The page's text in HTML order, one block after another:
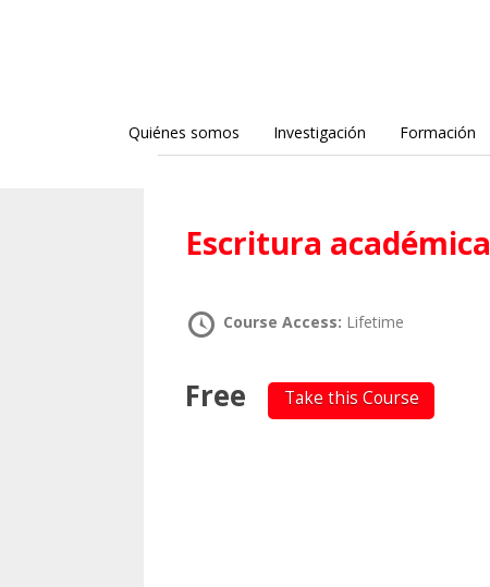
Quiénes somos Investigación Formación
Escritura académica
Course Access: Lifetime
Free Take this Course